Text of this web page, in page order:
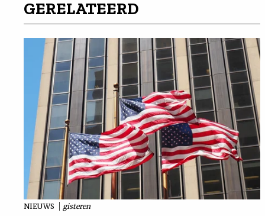
GERELATEERD
NIEUWS gisteren